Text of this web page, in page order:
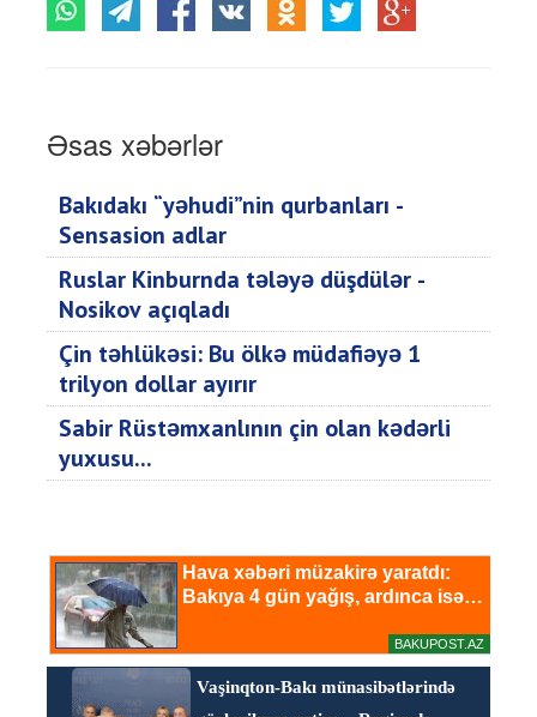
Əsas xəbərlər
Bakıdakı “yəhudi”nin qurbanları -
Sensasion adlar
Ruslar Kinburnda tələyə düşdülər -
Nosikov açıqladı
Çin təhlükəsi: Bu ölkə müdafiəyə 1
trilyon dollar ayırır
Sabir Rüstəmxanlının çin olan kədərli
yuxusu...